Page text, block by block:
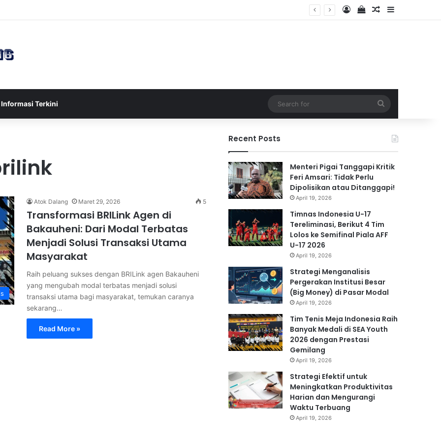
Log InView your
Random Article
Sidebar
Informasi Terkini
for
Atok Dalang Maret 29, 2026 5
Transformasi BRILink Agen di
Bakauheni: Dari Modal Terbatas
Menjadi Solusi Transaksi Utama
Masyarakat
Raih peluang sukses dengan BRILink agen Bakauheni
yang mengubah modal terbatas menjadi solusi
transaksi utama bagi masyarakat, temukan caranya
sekarang…
Read More »
Recent Posts
Menteri Pigai Tanggapi Kritik
Feri Amsari: Tidak Perlu
Dipolisikan atau Ditanggapi!
April 19, 2026
Timnas Indonesia U-17
Tereliminasi, Berikut 4 Tim
Lolos ke Semifinal Piala AFF
U-17 2026
April 19, 2026
Strategi Menganalisis
Pergerakan Institusi Besar
(Big Money) di Pasar Modal
April 19, 2026
Tim Tenis Meja Indonesia Raih
Banyak Medali di SEA Youth
2026 dengan Prestasi
Gemilang
April 19, 2026
Strategi Efektif untuk
Meningkatkan Produktivitas
Harian dan Mengurangi
Waktu Terbuang
April 19, 2026